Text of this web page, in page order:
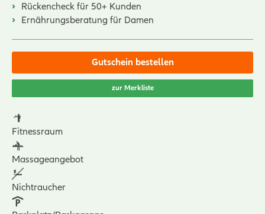
Rückencheck für 50+ Kunden
Ernährungsberatung für Damen
Gutschein bestellen
zur Merkliste
Fitnessraum
Massageangebot
Nichtraucher